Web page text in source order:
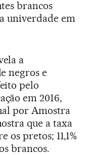
brancos
univerdade em
a
negros e
pelo
em 2016,
por Amostra
que a taxa
os pretos; 11,1%
brancos.